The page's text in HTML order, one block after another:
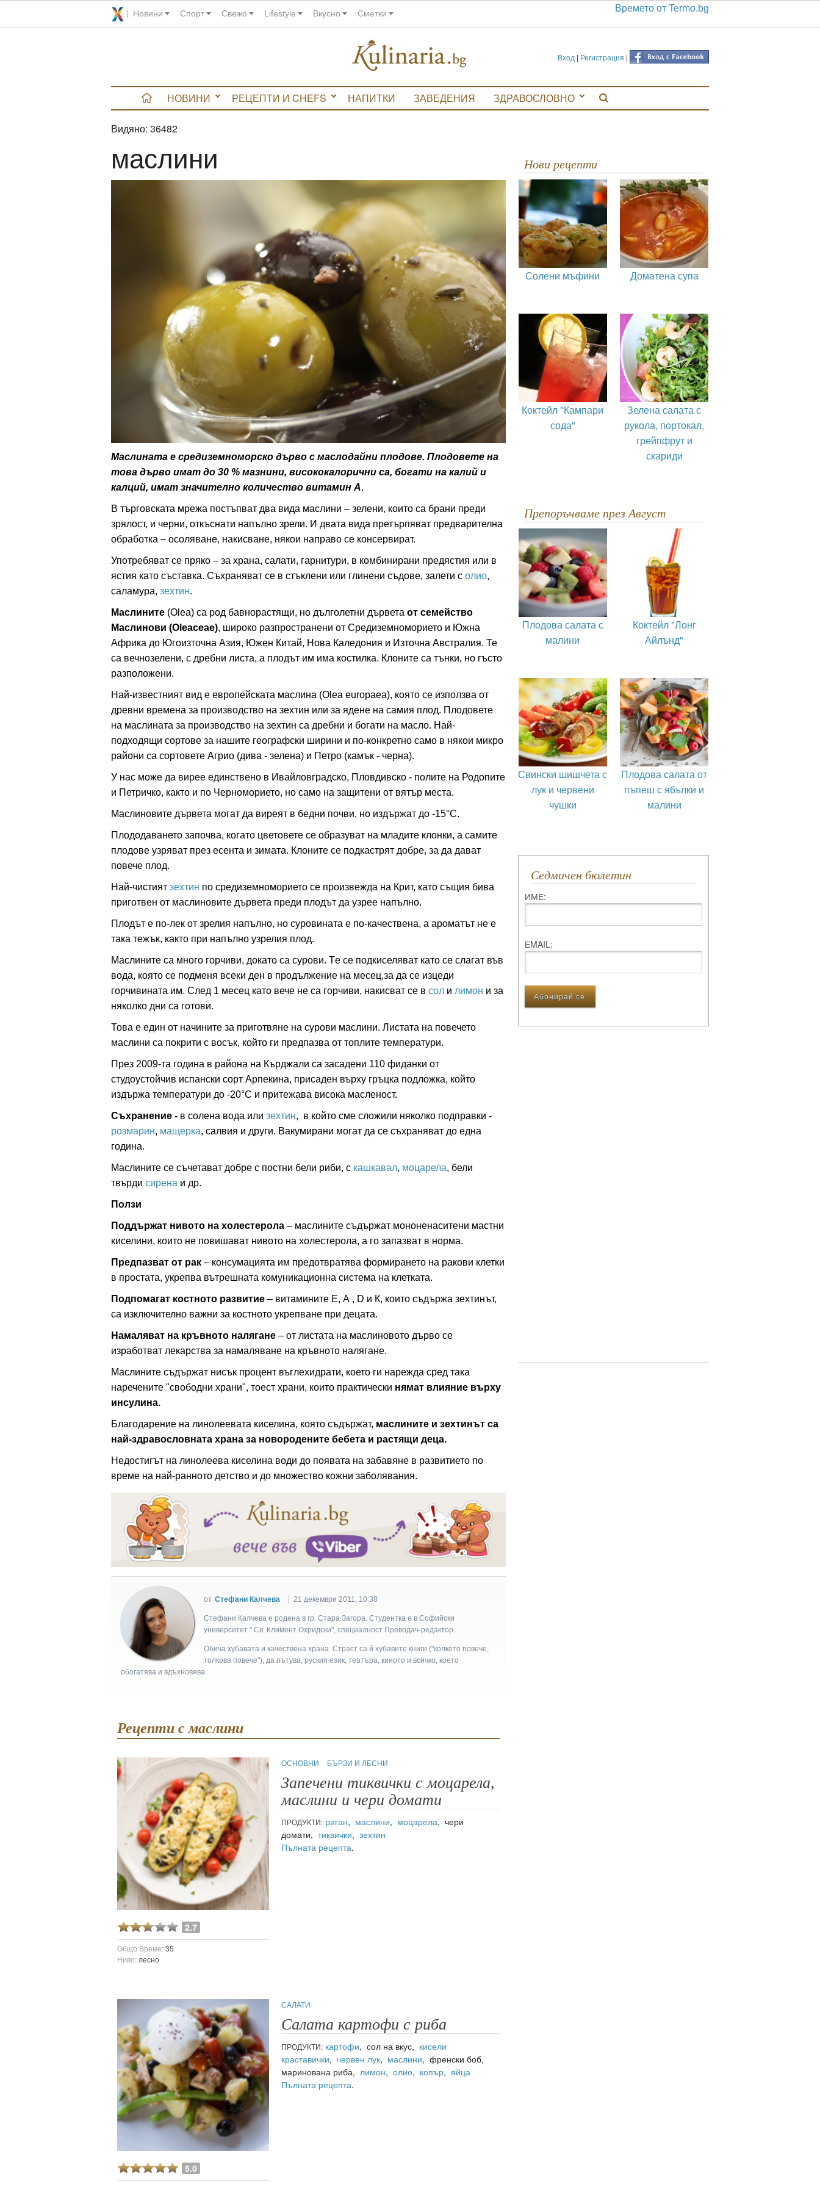
Новини Спорт Свежо Lifestyle Вкусно Сметки Времето от Termo.bg
Вход | Регистрация |
НОВИНИ РЕЦЕПТИ И CHEFS НАПИТКИ ЗАВЕДЕНИЯ ЗДРАВОСЛОВНО
Видяно: 36482
маслини
Маслината е средиземноморско дърво с маслодайни плодове. Плодовете на
това дърво имат до 30 % мазнини, висококалорични са, богати на калий и
калций, имат значително количество витамин А.
В търговската мрежа постъпват два вида маслини – зелени, които са брани преди
зрялост, и черни, откъснати напълно зрели. И двата вида претърпяват предварителна
обработка – осоляване, накисване, някои направо се консервират.
Употребяват се пряко – за храна, салати, гарнитури, в комбинирани предястия или в
ястия като съставка. Съхраняват се в стъклени или глинени съдове, залети с олио,
саламура, зехтин.
Маслините (Olea) са род бавнорастящи, но дълголетни дървета от семейство
Маслинови (Oleaceae), широко разпространени от Средиземноморието и Южна
Африка до Югоизточна Азия, Южен Китай, Нова Каледония и Източна Австралия. Те
са вечнозелени, с дребни листа, а плодът им има костилка. Клоните са тънки, но гъсто
разположени.
Най-известният вид е европейската маслина (Olea europaea), която се използва от
древни времена за производство на зехтин или за ядене на самия плод. Плодовете
на маслината за производство на зехтин са дребни и богати на масло. Най-
подходящи сортове за нашите географски ширини и по-конкретно само в някои микро
райони са сортовете Агрио (дива - зелена) и Петро (камък - черна).
У нас може да вирее единствено в Ивайловградско, Пловдивско - полите на Родопите
и Петричко, както и по Черноморието, но само на защитени от вятър места.
Маслиновите дървета могат да виреят в бедни почви, но издържат до -15°С.
Плододаването започва, когато цветовете се образуват на младите клонки, а самите
плодове узряват през есента и зимата. Клоните се подкастрят добре, за да дават
повече плод.
Най-чистият зехтин по средиземноморието се произвежда на Крит, като същия бива
приготвен от маслиновите дървета преди плодът да узрее напълно.
Плодът е по-лек от зрелия напълно, но суровината е по-качествена, а ароматът не е
така тежък, както при напълно узрелия плод.
Маслините са много горчиви, докато са сурови. Tе се подкиселяват като се слагат във
вода, която се подменя всеки ден в продължение на месец,за да се изцеди
горчивината им. След 1 месец като вече не са горчиви, накисват се в сол и лимон и за
няколко дни са готови.
Това е един от начините за приготвяне на сурови маслини. Листата на повечето
маслини са покрити с восък, който ги предпазва от топлите температури.
През 2009-та година в района на Кърджали са засадени 110 фиданки от
студоустойчив испански сорт Арпекина, присаден върху гръцка подложка, който
издържа температури до -20°С и притежава висока масленост.
Съхранение - в солена вода или зехтин, в който сме сложили няколко подправки -
розмарин, мащерка, салвия и други. Вакумирани могат да се съхраняват до една
година.
Маслините се съчетават добре с постни бели риби, с кашкавал, моцарела, бели
твърди сирена и др.
Ползи
Поддържат нивото на холестерола – маслините съдържат мононенаситени мастни
киселини, които не повишават нивото на холестерола, а го запазват в норма.
Предпазват от рак – консумацията им предотвратява формирането на ракови клетки
в простата, укрепва вътрешната комуникационна система на клетката.
Подпомагат костното развитие – витамините Е, А , D и К, които съдържа зехтинът,
са изключително важни за костното укрепване при децата.
Намаляват на кръвното налягане – от листата на маслиновото дърво се
изработват лекарства за намаляване на кръвното налягане.
Mаслините съдържат нисък процент въглехидрати, което ги нарежда сред така
наречените "свободни храни", тоест храни, които практически нямат влияние върху
инсулина.
Благодарение на линолеевата киселина, която съдържат, маслините и зехтинът са
най-здравословната храна за новородените бебета и растящи деца.
Недостигът на линолеева киселина води до появата на забавяне в развитието по
време на най-ранното детство и до множество кожни заболявания.
от Стефани Калчева 21 декември 2011, 10:38
Стефани Калчева е родена в гр. Стара Загора. Студентка е в Софийски
университет " Св. Климент Охридски", специалност Преводач-редактор.
Обича хубавата и качествена храна. Страст са й хубавите книги ("колкото повече,
толкова повече"), да пътува, руския език, театъра, киното и всичко, което
обогатява и вдъхновява.
Рецепти с маслини
2.7
Общо Време:35
Ниво: лесно
ОСНОВНИ БЪРЗИ И ЛЕСНИ
Запечени тиквички с моцарела,
маслини и чери домати
ПРОДУКТИ: риган, маслини, моцарела, чери
домати,тиквички,зехтин
Пълната рецепта.
5.0
САЛАТИ
Салата картофи с риба
ПРОДУКТИ: картофи, сол на вкус, кисели
краставички,червен лук, маслини, френски боб,
маринована риба, лимон,олио, копър,яйца
Пълната рецепта.
Нови рецепти
Солени мъфини Доматена супа
Коктейл "Кампари
сода"
Зелена салата с
рукола, портокал,
грейпфрут и
скариди
Препоръчваме през Август
Плодова салата с
малини
Коктейл "Лонг
Айлънд"
Свински шишчета с
лук и червени
чушки
Плодова салата от
пъпеш с ябълки и
малини
Седмичен бюлетин
ИМЕ:
ЕMAIL: